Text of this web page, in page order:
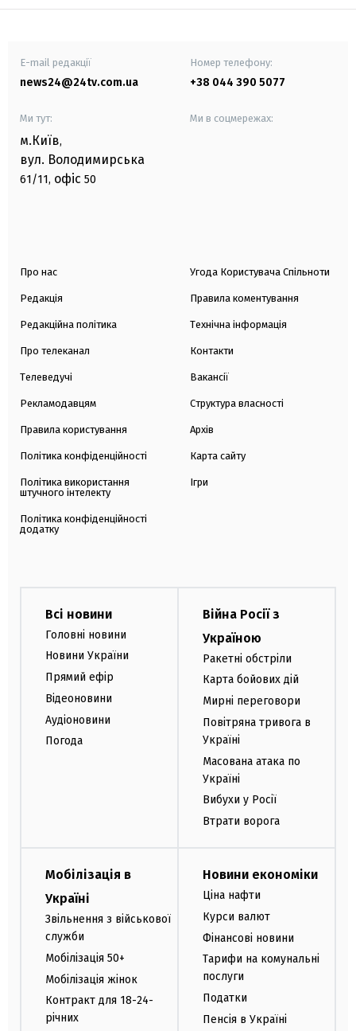
E-mail редакції
news24@24tv.com.ua
Номер телефону:
+38 044 390 5077
Ми тут:
м.Київ,
вул. Володимирська
61/11, офіс 50
Ми в соцмережах:
Про нас
Редакція
Редакційна політика
Про телеканал
Телеведучі
Рекламодавцям
Правила користування
Політика конфіденційності
Політика використання
штучного інтелекту
Політика конфіденційності
додатку
Угода Користувача Спільноти
Правила коментування
Технічна інформація
Контакти
Вакансії
Структура власності
Архів
Карта сайту
Ігри
Всі новини
Головні новини
Новини України
Прямий ефір
Відеоновини
Аудіоновини
Погода
Війна Росії з
Україною
Ракетні обстріли
Карта бойових дій
Мирні переговори
Повітряна тривога в
Україні
Масована атака по
Україні
Вибухи у Росії
Втрати ворога
Мобілізація в
Україні
Звільнення з військової
служби
Мобілізація 50+
Мобілізація жінок
Контракт для 18-24-
річних
Новини економіки
Ціна нафти
Курси валют
Фінансові новини
Тарифи на комунальні
послуги
Податки
Пенсія в Україні